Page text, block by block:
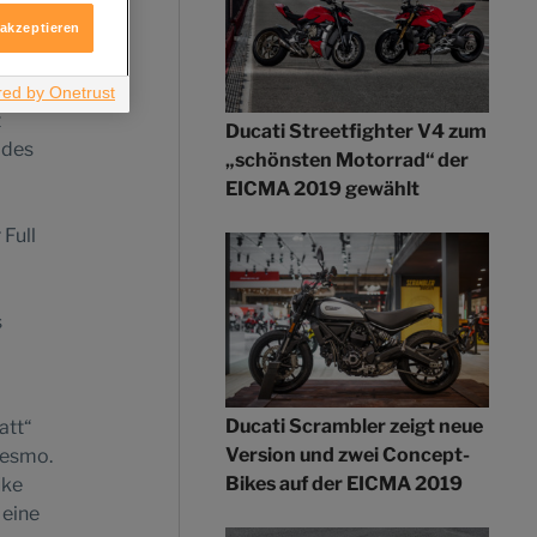
Ducati Streetfighter V4 zum
„schönsten Motorrad“ der
EICMA 2019 gewählt
Ducati Scrambler zeigt neue
Version und zwei Concept-
Bikes auf der EICMA 2019